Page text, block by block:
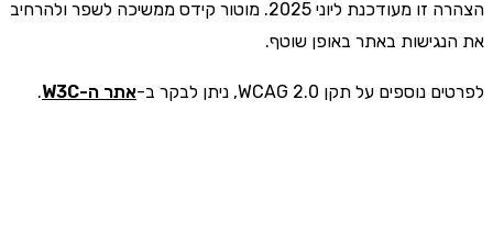
הצהרה זו מעודכנת ליוני 2025. מוטור קידס ממשיכה לשפר ולהרחיב
את הנגישות באתר באופן שוטף.
לפרטים נוספים על תקן WCAG 2.0, ניתן לבקר ב- אתר ה-W3C .